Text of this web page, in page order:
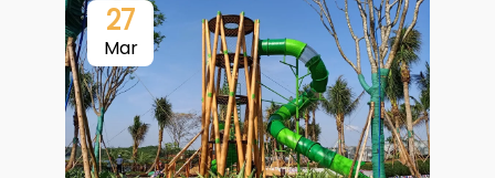
27
Mar